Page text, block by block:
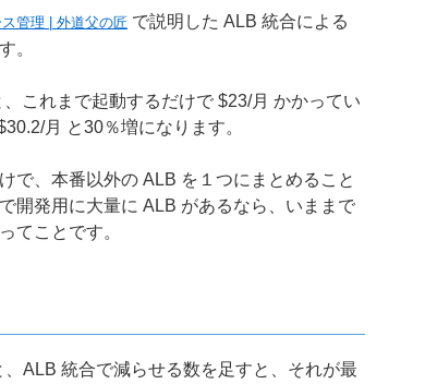
管理 | 外道父の匠 で説明した ALB 統合による
。
これまで起動するだけで $23/月 かかってい
月 と30％増になります。
で、本番以外の ALB を１つにまとめること
開発用に大量に ALB があるなら、いままで
てことです。
ALB 統合で減らせる数を足すと、それが最